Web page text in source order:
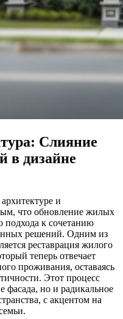
Слияние
в дизайне
и
что обновление жилых
подхода к сочетанию
решений. Одним из
реставрация жилого
теперь отвечает
проживания, оставаясь
Этот процесс
фасада, но и радикальное
с акцентом на